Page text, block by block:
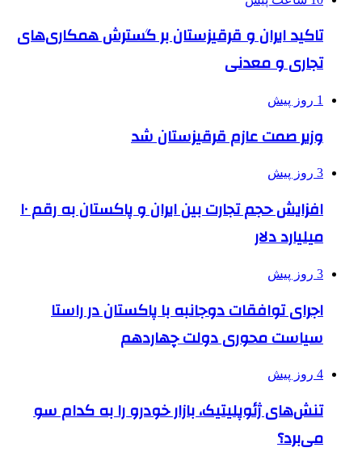
تاکید ایران و قرقیزستان بر گسترش همکاری‌های
تجاری و معدنی
1 روز پیش
وزیر صمت عازم قرقیزستان شد
3 روز پیش
افزایش حجم تجارت بین ایران و پاکستان به رقم ۱۰
میلیارد دلار
3 روز پیش
اجرای توافقات دوجانبه با پاکستان در راستا
سیاست محوری دولت چهاردهم
4 روز پیش
تنش‌های ژئوپلیتیک، بازار خودرو را به کدام سو
می‌برد؟